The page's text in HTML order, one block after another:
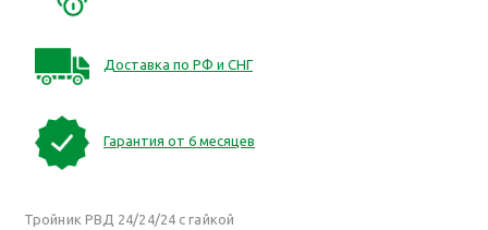
Доставка по РФ и СНГ
Гарантия от 6 месяцев
Тройник РВД 24/24/24 с гайкой